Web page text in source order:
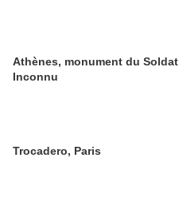
Athènes, monument du Soldat
Inconnu
Trocadero, Paris